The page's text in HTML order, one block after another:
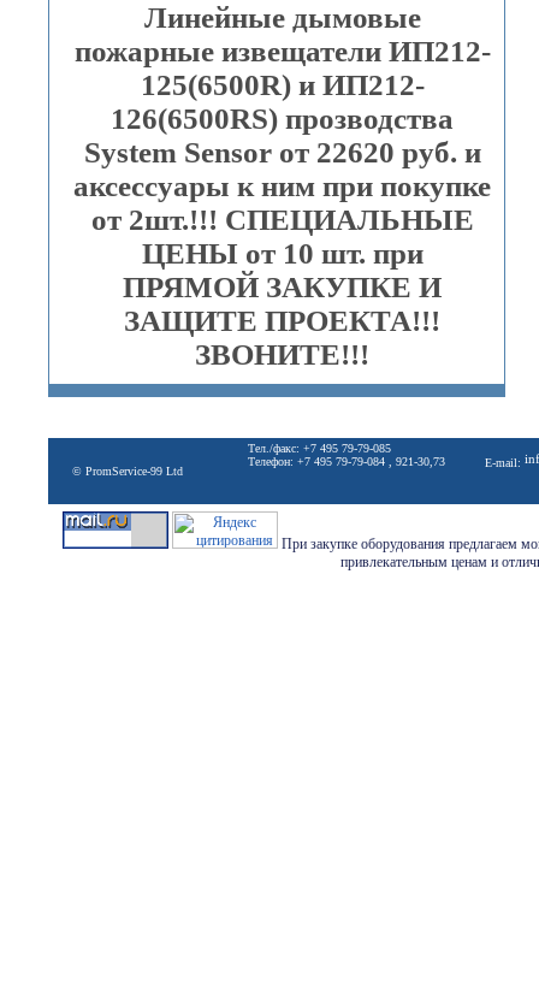
Линейные дымовые
пожарные извещатели ИП212-
125(6500R) и ИП212-
126(6500RS) прозводства
System Sensor от 22620 руб. и
аксессуары к ним при покупке
от 2шт.!!! СПЕЦИАЛЬНЫЕ
ЦЕНЫ от 10 шт. при
ПРЯМОЙ ЗАКУПКЕ И
ЗАЩИТЕ ПРОЕКТА!!!
ЗВОНИТЕ!!!
© PromService-99 Ltd
Тел./факс: +7 495 79-79-085
Телефон: +7 495 79-79-084 , 921-30,73
E-mail:
При закупке оборудования предлагаем
привлекательным ценам и